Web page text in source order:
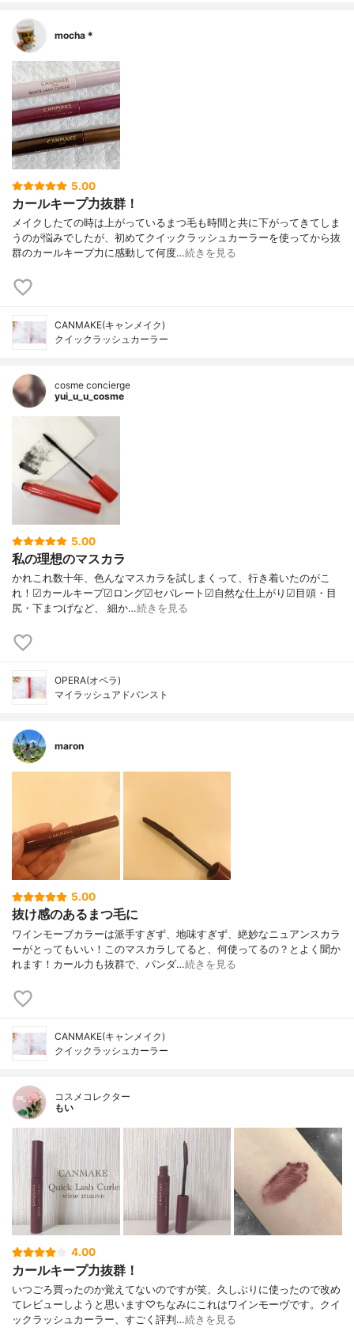
mocha＊
5.00
カールキープ力抜群！
メイクしたての時は上がっているまつ毛も時間と共に下がってきてしま
うのが悩みでしたが、初めてクイックラッシュカーラーを使ってから抜
群のカールキープ力に感動して何度…続きを見る
CANMAKE(キャンメイク)
クイックラッシュカーラー
cosme concierge
yui_u_u_cosme
5.00
私の理想のマスカラ
かれこれ数十年、色んなマスカラを試しまくって、行き着いたのがこ
れ！☑︎カールキープ☑︎ロング☑︎セパレート☑︎自然な仕上がり☑︎目頭・目
尻・下まつげなど、 細か…続きを見る
OPERA(オペラ)
マイラッシュアドバンスト
maron
5.00
抜け感のあるまつ毛に
ワインモーブカラーは派手すぎず、地味すぎず、絶妙なニュアンスカラ
ーがとってもいい！このマスカラしてると、何使ってるの？とよく聞か
れます！カール力も抜群で、パンダ…続きを見る
CANMAKE(キャンメイク)
クイックラッシュカーラー
コスメコレクター
もい
4.00
カールキープ力抜群！
いつごろ買ったのか覚えてないのですが笑、久しぶりに使ったので改め
てレビューしようと思います♡ちなみにこれはワインモーヴです。クイ
ックラッシュカーラー、すごく評判…続きを見る